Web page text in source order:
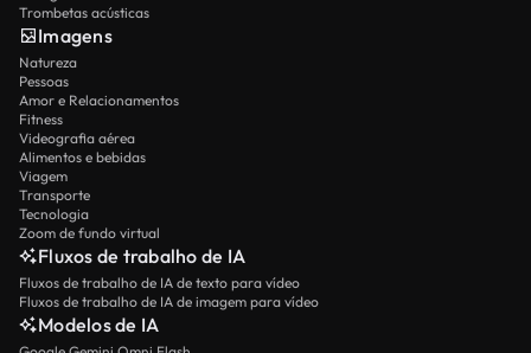
Trombetas acústicas
Imagens
Natureza
Pessoas
Amor e Relacionamentos
Fitness
Videografia aérea
Alimentos e bebidas
Viagem
Transporte
Tecnologia
Zoom de fundo virtual
Fluxos de trabalho de IA
Fluxos de trabalho de IA de texto para vídeo
Fluxos de trabalho de IA de imagem para vídeo
Modelos de IA